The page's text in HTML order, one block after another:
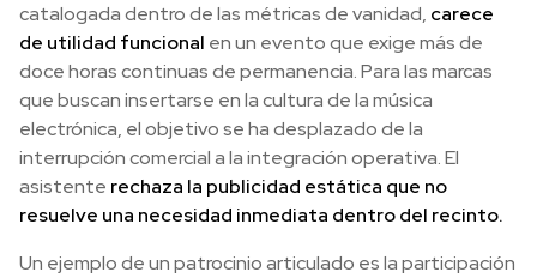
catalogada dentro de las métricas de vanidad, carece
de utilidad funcional en un evento que exige más de
doce horas continuas de permanencia. Para las marcas
que buscan insertarse en la cultura de la música
electrónica, el objetivo se ha desplazado de la
interrupción comercial a la integración operativa. El
asistente rechaza la publicidad estática que no
resuelve una necesidad inmediata dentro del recinto.
Un ejemplo de un patrocinio articulado es la participación